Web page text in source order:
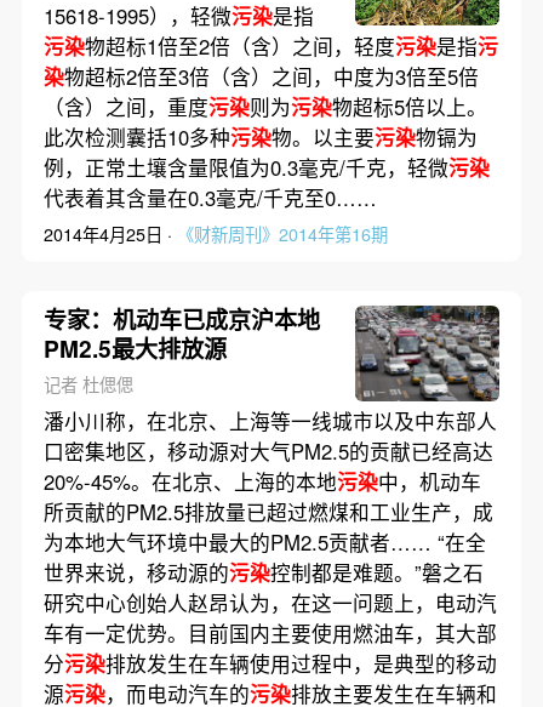
15618-1995），轻微污染是指
污染物超标1倍至2倍（含）之间，轻度污染是指污
染物超标2倍至3倍（含）之间，中度为3倍至5倍
（含）之间，重度污染则为污染物超标5倍以上。
此次检测囊括10多种污染物。以主要污染物镉为
例，正常土壤含量限值为0.3毫克/千克，轻微污染
代表着其含量在0.3毫克/千克至0……
2014年4月25日 · 《财新周刊》2014年第16期
专家：机动车已成京沪本地
PM2.5最大排放源
记者 杜偲偲
潘小川称，在北京、上海等一线城市以及中东部人
口密集地区，移动源对大气PM2.5的贡献已经高达
20%-45%。在北京、上海的本地污染中，机动车
所贡献的PM2.5排放量已超过燃煤和工业生产，成
为本地大气环境中最大的PM2.5贡献者…… “在全
世界来说，移动源的污染控制都是难题。”磐之石
研究中心创始人赵昂认为，在这一问题上，电动汽
车有一定优势。目前国内主要使用燃油车，其大部
分污染排放发生在车辆使用过程中，是典型的移动
源污染，而电动汽车的污染排放主要发生在车辆和